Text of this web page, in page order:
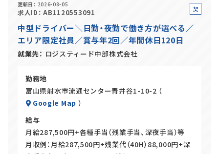
更新日 2026-08-05
求人ID AB1120553091
契
中型ドライバー＼日勤・夜勤で働き方が選べる／
エリア限定社員／賞与年2回／年間休日120日
就業先 ロジスティード中部株式会社
勤務地
富山県射水市流通センター青井谷1-10-2 （
Google Map ）
給与
月給287,500円+各種手当（残業手当、深夜手当）等
月収例：月給287,500円+残業代（40H）88,000円+深